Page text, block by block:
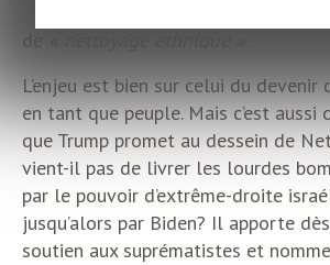
de
L’enjeu est bien sur celui du devenir
en tant que peuple. Mais c’est aussi
que Trump promet au dessein de
vient-il pas de livrer les lourdes
par le pouvoir d’extrême-droite
jusqu’alors par Biden? Il apporte
soutien aux suprématistes et